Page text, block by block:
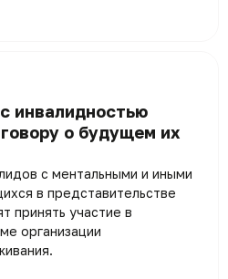
инвалидностью
о будущем их
с ментальными и иными
в представительстве
принять участие в
организации